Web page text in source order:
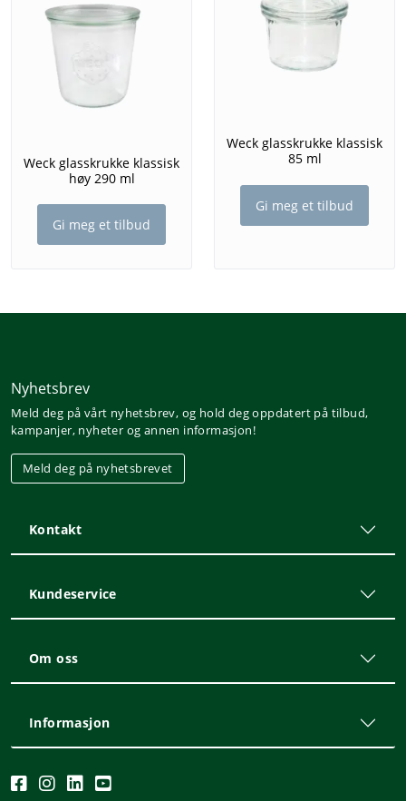
Weck glasskrukke klassisk
høy 290 ml
Gi meg et tilbud
Weck glasskrukke klassisk
85 ml
Gi meg et tilbud
Nyhetsbrev
Meld deg på vårt nyhetsbrev, og hold deg oppdatert på tilbud,
kampanjer, nyheter og annen informasjon!
Meld deg på nyhetsbrevet
Kontakt
Kundeservice
Om oss
Informasjon